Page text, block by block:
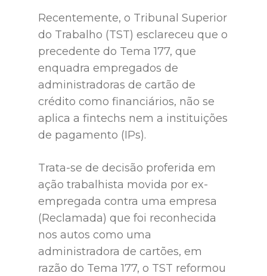
Recentemente, o Tribunal Superior
do Trabalho (TST) esclareceu que o
precedente do Tema 177, que
enquadra empregados de
administradoras de cartão de
crédito como financiários, não se
aplica a fintechs nem a instituições
de pagamento (IPs).
Trata-se de decisão proferida em
ação trabalhista movida por ex-
empregada contra uma empresa
(Reclamada) que foi reconhecida
nos autos como uma
administradora de cartões, em
razão do Tema 177, o TST reformou